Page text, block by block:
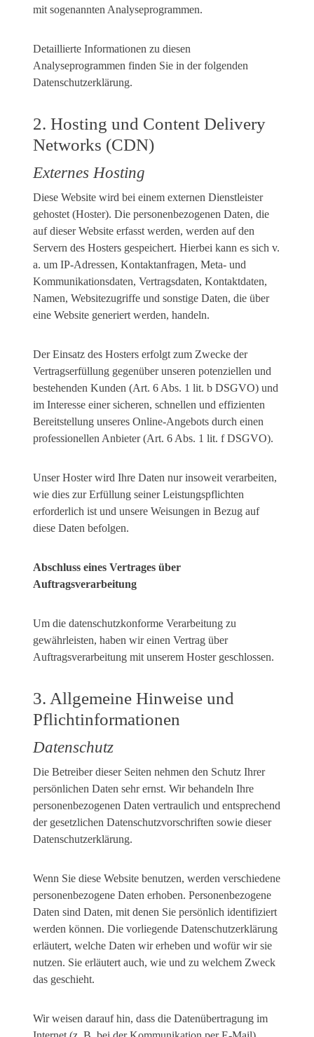
mit sogenannten Analyseprogrammen.
Detaillierte Informationen zu diesen
Analyseprogrammen finden Sie in der folgenden
Datenschutzerklärung.
2. Hosting und Content Delivery
Networks (CDN)
Externes Hosting
Diese Website wird bei einem externen Dienstleister
gehostet (Hoster). Die personenbezogenen Daten, die
auf dieser Website erfasst werden, werden auf den
Servern des Hosters gespeichert. Hierbei kann es sich v.
a. um IP-Adressen, Kontaktanfragen, Meta- und
Kommunikationsdaten, Vertragsdaten, Kontaktdaten,
Namen, Websitezugriffe und sonstige Daten, die über
eine Website generiert werden, handeln.
Der Einsatz des Hosters erfolgt zum Zwecke der
Vertragserfüllung gegenüber unseren potenziellen und
bestehenden Kunden (Art. 6 Abs. 1 lit. b DSGVO) und
im Interesse einer sicheren, schnellen und effizienten
Bereitstellung unseres Online-Angebots durch einen
professionellen Anbieter (Art. 6 Abs. 1 lit. f DSGVO).
Unser Hoster wird Ihre Daten nur insoweit verarbeiten,
wie dies zur Erfüllung seiner Leistungspflichten
erforderlich ist und unsere Weisungen in Bezug auf
diese Daten befolgen.
Abschluss eines Vertrages über
Auftragsverarbeitung
Um die datenschutzkonforme Verarbeitung zu
gewährleisten, haben wir einen Vertrag über
Auftragsverarbeitung mit unserem Hoster geschlossen.
3. Allgemeine Hinweise und
Pflicht­informationen
Datenschutz
Die Betreiber dieser Seiten nehmen den Schutz Ihrer
persönlichen Daten sehr ernst. Wir behandeln Ihre
personenbezogenen Daten vertraulich und entsprechend
der gesetzlichen Datenschutzvorschriften sowie dieser
Datenschutzerklärung.
Wenn Sie diese Website benutzen, werden verschiedene
personenbezogene Daten erhoben. Personenbezogene
Daten sind Daten, mit denen Sie persönlich identifiziert
werden können. Die vorliegende Datenschutzerklärung
erläutert, welche Daten wir erheben und wofür wir sie
nutzen. Sie erläutert auch, wie und zu welchem Zweck
das geschieht.
Wir weisen darauf hin, dass die Datenübertragung im